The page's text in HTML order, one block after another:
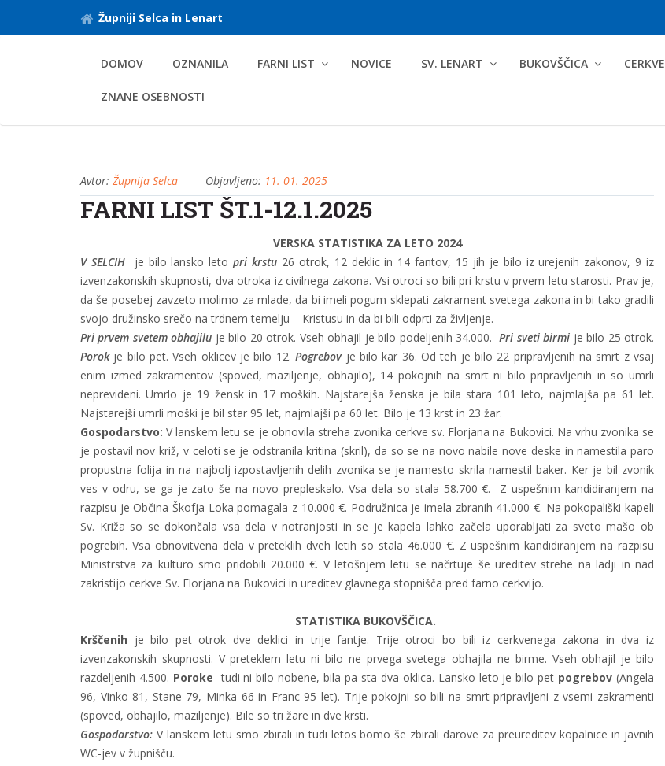
Župniji Selca in Lenart
DOMOV OZNANILA FARNI LIST NOVICE SV. LENART BUKOVŠČICA CERKVE
ZNANE OSEBNOSTI
Avtor: Župnija Selca Objavljeno: 11. 01. 2025
FARNI LIST ŠT.1-12.1.2025
VERSKA STATISTIKA ZA LETO 2024
V SELCIH
je bilo lansko letopri krstu 26 otrok, 12 deklic in 14 fantov, 15 jih je bilo iz urejenih zakonov, 9 iz
izvenzakonskih skupnosti, dva otroka iz civilnega zakona. Vsi otroci so bili pri krstu v prvem letu starosti. Prav je,
da še posebej zavzeto molimo za mlade, da bi imeli pogum sklepati zakrament svetega zakona in bi tako gradili
svojo družinsko srečo na trdnem temelju – Kristusu in da bi bili odprti za življenje.
Pri prvem svetem obhajilu je bilo 20 otrok. Vseh obhajil je bilo podeljenih 34.000.Pri sveti birmi je bilo 25 otrok.
Porok je bilo pet. Vseh oklicev je bilo 12.Pogrebovje bilo kar 36. Od teh je bilo 22 pripravljenih na smrt z vsaj
enim izmed zakramentov (spoved, maziljenje, obhajilo), 14 pokojnih na smrt ni bilo pripravljenih in so umrli
neprevideni. Umrlo je 19 žensk in 17 moških. Najstarejša ženska je bila stara 101 leto, najmlajša pa 61 let.
Najstarejši umrli moški je bil star 95 let, najmlajši pa 60 let. Bilo je 13 krst in 23 žar.
Gospodarstvo:V lanskem letu se je obnovila streha zvonika cerkve sv. Florjana na Bukovici. Na vrhu zvonika se
je postavil nov križ, v celoti se je odstranila kritina (skril), da so se na novo nabile nove deske in namestila paro
propustna folija in na najbolj izpostavljenih delih zvonika se je namesto skrila namestil baker. Ker je bil zvonik
ves v odru, se ga je zato še na novo prepleskalo. Vsa dela so stala 58.700 €. Z uspešnim kandidiranjem na
razpisu je Občina Škofja Loka pomagala z 10.000 €. Podružnica je imela zbranih 41.000 €. Na pokopališki kapeli
Sv. Križa so se dokončala vsa dela v notranjosti in se je kapela lahko začela uporabljati za sveto mašo ob
pogrebih. Vsa obnovitvena dela v preteklih dveh letih so stala 46.000 €. Z uspešnim kandidiranjem na razpisu
Ministrstva za kulturo smo pridobili 20.000 €. V letošnjem letu se načrtuje še ureditev strehe na ladji in nad
zakristijo cerkve Sv. Florjana na Bukovici in ureditev glavnega stopnišča pred farno cerkvijo.
STATISTIKA BUKOVŠČICA.
Krščenih je bilo pet otrok dve deklici in trije fantje. Trije otroci bo bili iz cerkvenega zakona in dva iz
izvenzakonskih skupnosti. V preteklem letu ni bilo ne prvega svetega obhajila ne birme. Vseh obhajil je bilo
razdeljenih 4.500. Poroketudi ni bilo nobene, bila pa sta dva oklica. Lansko leto je bilo pet pogrebov(Angela
96, Vinko 81, Stane 79, Minka 66 in Franc 95 let). Trije pokojni so bili na smrt pripravljeni z vsemi zakramenti
(spoved, obhajilo, maziljenje). Bile so tri žare in dve krsti.
Gospodarstvo: V lanskem letu smo zbirali in tudi letos bomo še zbirali darove za preureditev kopalnice in javnih
WC-jev v župnišču.